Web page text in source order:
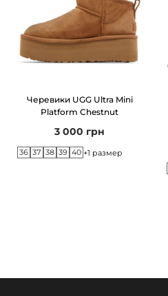
Черевики UGG Ultra Mini
Platform Chestnut
3 000 грн
36 37 38 39 40 +1 размер